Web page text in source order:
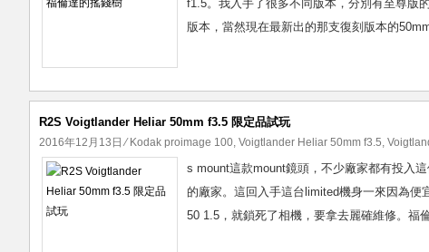
f1.5。我入手了很多不同版本，分別有至尊版
版本，當然現在最新出的那支復刻版本的
R2S Voigtlander Heliar 50mm f3.5 限定品試玩
2016年12月13日 ⁄ Kodak proimage 100, Voigtlander Heliar 50mm f3.5,
s mount這款mount鏡頭，不少廠家都有投入
的廠家。這回入手這台limited機身一來因為
50 1.5，就鎖死了相機，要拿去麗確維修。福